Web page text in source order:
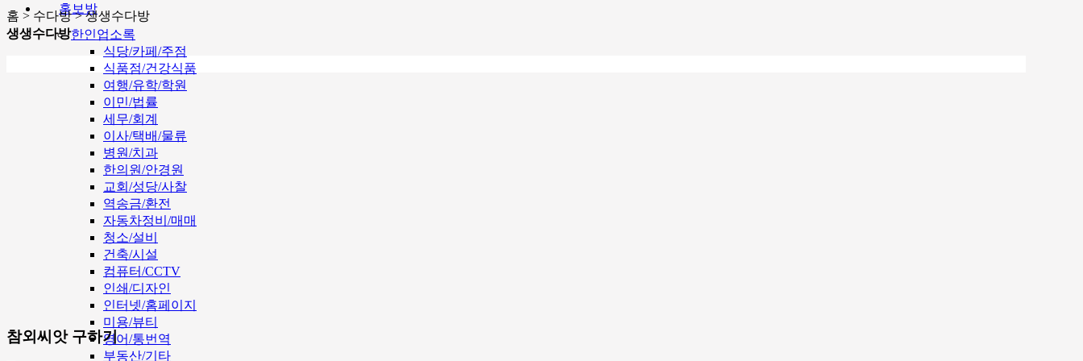
홍보방
한인업소록
식당/카페/주점
식품점/건강식품
여행/유학/학원
이민/법률
세무/회계
이사/택배/물류
병원/치과
한의원/안경원
교회/성당/사찰
역송금/환전
자동차정비/매매
청소/설비
건축/시설
컴퓨터/CCTV
인쇄/디자인
인터넷/홈페이지
미용/뷰티
영어/통번역
부동산/기타
홈 > 수다방 > 생생수다방
생생수다방
참외씨앗 구하기